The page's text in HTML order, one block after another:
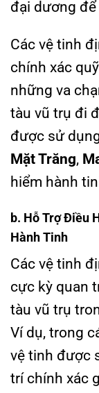
đại dương
Các vệ tinh
chính xác
những va
tàu vũ trụ đi
được sử
Mặt Trăng,
hiểm hành
b. Hỗ Trợ Điều
Hành Tinh
Các vệ tinh
cực kỳ quan
tàu vũ trụ
Ví dụ, trong
vệ tinh được
trí chính xác